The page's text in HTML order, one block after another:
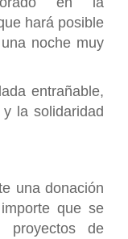
hará posible
noche muy
entrañable,
la solidaridad
una donación
que se
proyectos de